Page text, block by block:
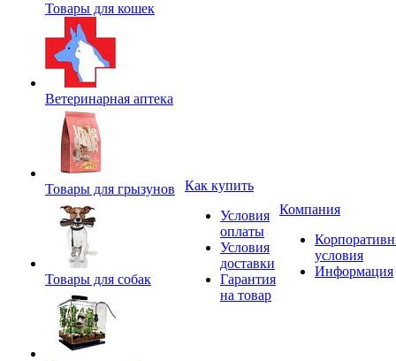
Товары для кошек
Ветеринарная аптека
Товары для грызунов
Товары для собак
Как купить
Условия
оплаты
Условия
доставки
Гарантия
на товар
Компания
условия
Информация